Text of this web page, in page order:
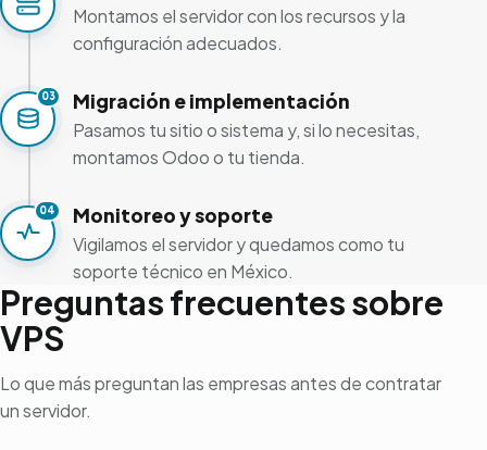
Montamos el servidor con los recursos y la
configuración adecuados.
03 Migración e implementación
Pasamos tu sitio o sistema y, si lo necesitas,
montamos Odoo o tu tienda.
04 Monitoreo y soporte
Vigilamos el servidor y quedamos como tu
soporte técnico en México.
Preguntas frecuentes sobre
VPS
Lo que más preguntan las empresas antes de contratar
un servidor.